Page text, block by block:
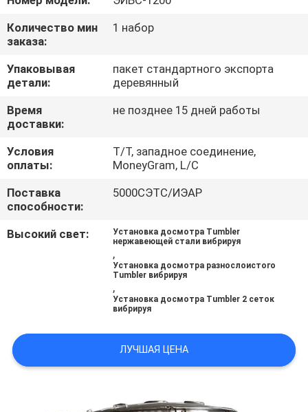
ПУТЕШЕСТВИЕ
ФАБРИКИ
ПРОВЕРКА
КАЧЕСТВА
СВЯЖИТЕСЬ
СПРОСИТЕ
ПОЛИТИКА
УЕДИНЕНИЯ
Количество мин
заказа:
1 набор
Упаковывая
детали:
пакет стандартного экспорта
деревянный
Время
доставки:
не позднее 15 дней работы
Условия
оплаты:
T/T, западное соединение,
MoneyGram, L/C
Поставка
способности:
5000СЭТС/ИЭАР
Высокий свет:
Установка досмотра Tumbler
нержавеющей стали вибрируя
,
Установка досмотра разнослоистого
Tumbler вибрируя
,
Установка досмотра Tumbler 2 сеток
вибрируя
ЛУЧШАЯ ЦЕНА